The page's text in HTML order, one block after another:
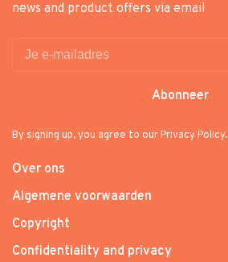
news and product offers via email
Abonneer
By signing up, you agree to our Privacy Policy.
Over ons
Algemene voorwaarden
Copyright
Confidentiality and privacy